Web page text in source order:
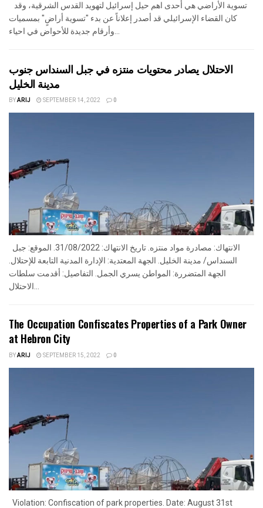
كان القضاء الإسرائيلي قد أصدر إعلاناً عن بدء "تسوية أراضٍ" بمسميات
الاحتلال يصادر محتويات منتزه في جبل السنداس جنوب
مدينة الخليل
BYARIJ SEPTEMBER 14, 2022 0
السنداس/ مدينة الخليل. الجهة المعتدية: الإدارة المدنية التابعة للإحتلال.
الجهة المتضررة: المواطن يسري الجمل. التفاصيل: أقدمت سلطات
The Occupation Confiscates Properties of a Park Owner
at Hebron City
BYARIJ SEPTEMBER 15, 2022 0
Violation: Confiscation of park properties. Date: August 31st